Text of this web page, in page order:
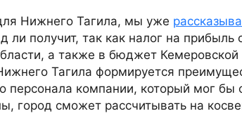
Нижнего Тагила, мы уже
ли получит, так как налог на
а также в бюджет
Тагила формируется
персонала компании, который мог бы
город сможет рассчитывать на